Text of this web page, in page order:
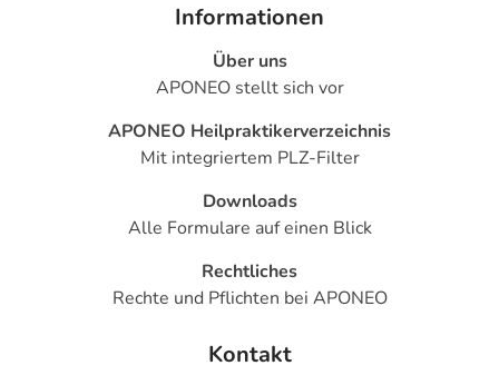
Informationen
Über uns
APONEO stellt sich vor
APONEO Heilpraktikerverzeichnis
Mit integriertem PLZ-Filter
Downloads
Alle Formulare auf einen Blick
Rechtliches
Rechte und Pflichten bei APONEO
Kontakt